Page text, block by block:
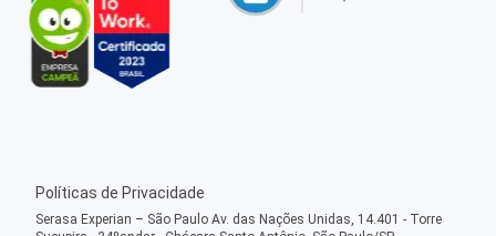
Políticas de Privacidade
Serasa Experian – São Paulo Av. das Nações Unidas, 14.401 - Torre